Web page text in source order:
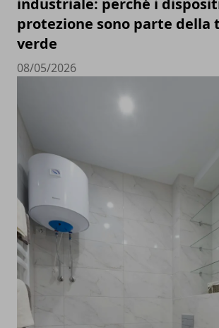
industriale: perché i
protezione sono parte della
verde
08/05/2026